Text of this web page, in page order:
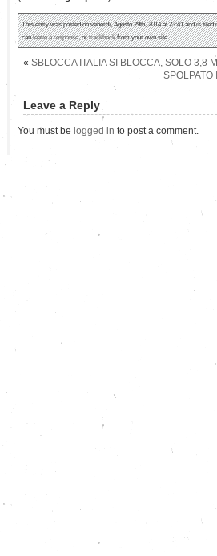
This entry was posted on venerdì, Agosto 29th, 2014 at 23:41 and is filed
canleave a response, ortrackbackfrom your own site.
« SBLOCCA ITALIA SI BLOCCA, SOLO 3,8
SPOLPATO
Leave a Reply
You must be logged in to post a comment.